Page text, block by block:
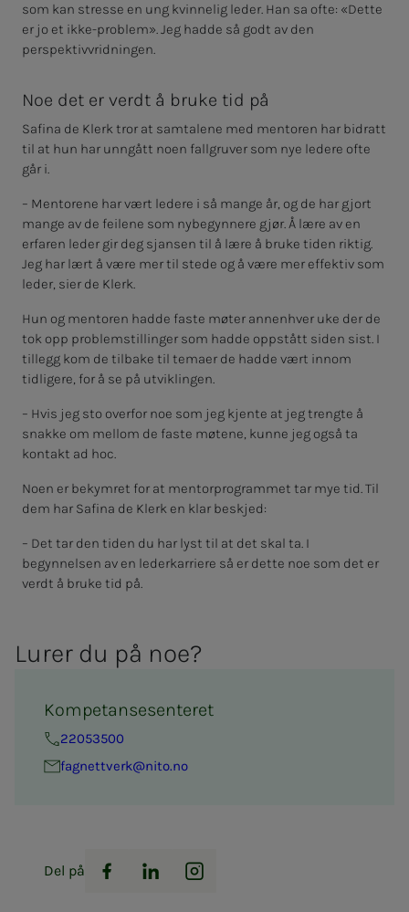
som kan stresse en ung kvinnelig leder. Han sa ofte: «Dette
er jo et ikke-problem». Jeg hadde så godt av den
perspektivvridningen.
Noe det er verdt å bruke tid på
Safina de Klerk tror at samtalene med mentoren har bidratt
til at hun har unngått noen fallgruver som nye ledere ofte
går i.
– Mentorene har vært ledere i så mange år, og de har gjort
mange av de feilene som nybegynnere gjør. Å lære av en
erfaren leder gir deg sjansen til å lære å bruke tiden riktig.
Jeg har lært å være mer til stede og å være mer effektiv som
leder, sier de Klerk.
Hun og mentoren hadde faste møter annenhver uke der de
tok opp problemstillinger som hadde oppstått siden sist. I
tillegg kom de tilbake til temaer de hadde vært innom
tidligere, for å se på utviklingen.
– Hvis jeg sto overfor noe som jeg kjente at jeg trengte å
snakke om mellom de faste møtene, kunne jeg også ta
kontakt ad hoc.
Noen er bekymret for at mentorprogrammet tar mye tid. Til
dem har Safina de Klerk en klar beskjed:
– Det tar den tiden du har lyst til at det skal ta. I
begynnelsen av en lederkarriere så er dette noe som det er
verdt å bruke tid på.
Lu­­­rer du på noe?
Kompetansesenteret
22053500
fag­­­nett­verk@nito.no
Del på
Facebook
LinkedInInstagram